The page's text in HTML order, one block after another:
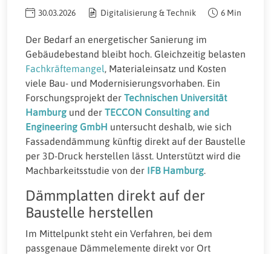
30.03.2026 Digitalisierung & Technik 6 Min
Der Bedarf an energetischer Sanierung im
Gebäudebestand bleibt hoch. Gleichzeitig belasten
Fachkräftemangel, Materialeinsatz und Kosten
viele Bau- und Modernisierungsvorhaben. Ein
Forschungsprojekt der Technischen Universität
Hamburg und der TECCON Consulting and
Engineering GmbH untersucht deshalb, wie sich
Fassadendämmung künftig direkt auf der Baustelle
per 3D-Druck herstellen lässt. Unterstützt wird die
Machbarkeitsstudie von der IFB Hamburg.
Dämmplatten direkt auf der
Baustelle herstellen
Im Mittelpunkt steht ein Verfahren, bei dem
passgenaue Dämmelemente direkt vor Ort